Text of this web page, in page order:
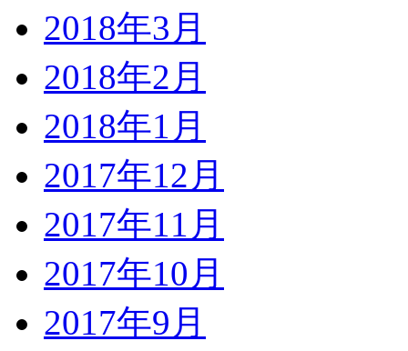
2018年3月
2018年2月
2018年1月
2017年12月
2017年11月
2017年10月
2017年9月